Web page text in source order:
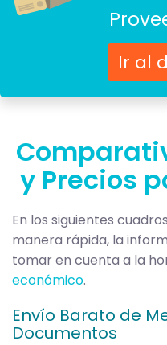
Ir al
y Precios
En los siguientes
manera rápida, la
tomar en cuenta a la
económico.
Envío Barato de
Documentos